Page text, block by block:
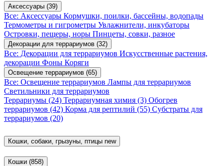
Аксессуары (39)
Все: Аксессуары Кормушки, поилки, бассейны, водопады
Термометры и гигрометры Увлажнители, инкубаторы
Островки, пещеры, норы Пинцеты, совки, разное
Декорации для террариумов (32)
Все: Декорации для террариумов Искусственные растения,
декорации Фоны Коряги
Освещение террариумов (65)
Все: Освещение террариумов Лампы для террариумов
Светильники для террариумов
Террариумы (24) Террариумная химия (3) Обогрев
террариумов (42) Корма для рептилий (55) Субстраты для
террариумов (20)
Кошки, собаки, грызуны, птицы new
Кошки (858)